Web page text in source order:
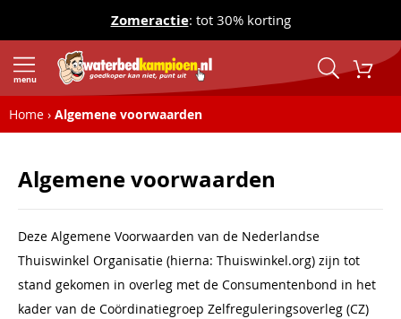
Zomeractie: tot 30% korting
menu
Home Algemene voorwaarden
Algemene voorwaarden
Deze Algemene Voorwaarden van de Nederlandse
Thuiswinkel Organisatie (hierna: Thuiswinkel.org) zijn tot
stand gekomen in overleg met de Consumentenbond in het
kader van de Coördinatiegroep Zelfreguleringsoverleg (CZ)